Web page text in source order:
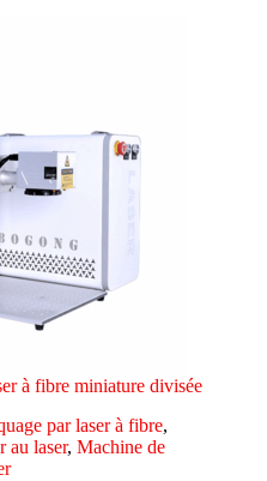
à fibre miniature divisée
par laser à fibre,
au laser,Machine de